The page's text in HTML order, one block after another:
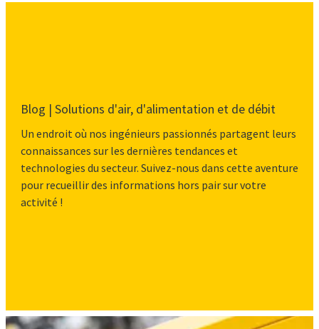
Blog | Solutions d'air, d'alimentation et de débit
Un endroit où nos ingénieurs passionnés partagent leurs
connaissances sur les dernières tendances et
technologies du secteur. Suivez-nous dans cette aventure
pour recueillir des informations hors pair sur votre
activité !